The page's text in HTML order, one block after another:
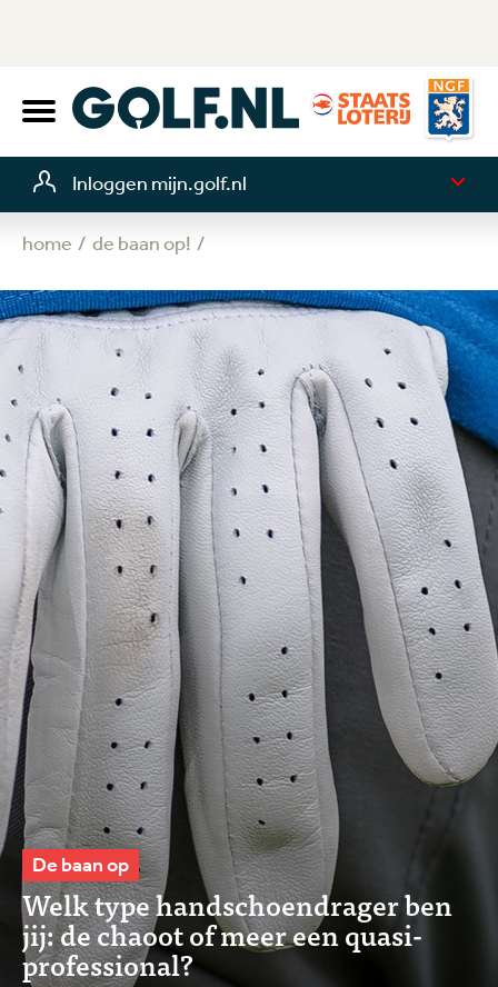
Inloggen mijn.golf.nl
home de baan op!
De baan op
Welk type handschoendrager ben
jij: de chaoot of meer een quasi-
professional?